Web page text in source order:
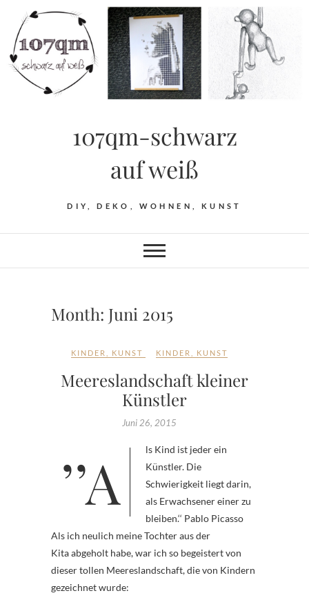
content
107qm-schwarz
auf weiß
DIY, DEKO, WOHNEN, KUNST
Month: Juni 2015
KINDER KUNST KINDER KUNST
Meereslandschaft kleiner
Künstler
Juni 26, 2015
’’Als Kind ist jeder ein
Künstler. Die
Schwierigkeit liegt darin,
als Erwachsener einer zu
bleiben.‘‘ Pablo Picasso
Als ich neulich meine Tochter aus der
Kita abgeholt habe, war ich so begeistert von
dieser tollen Meereslandschaft, die von Kindern
gezeichnet wurde: